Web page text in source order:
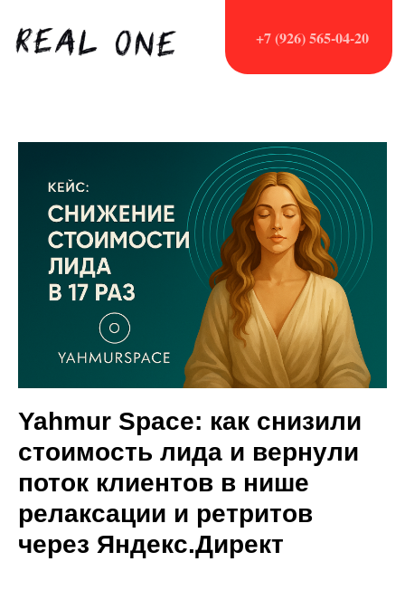
+7 (926) 565-04-20
Yahmur Space: как снизили
стоимость лида и вернули
поток клиентов в нише
релаксации и ретритов
через Яндекс.Директ